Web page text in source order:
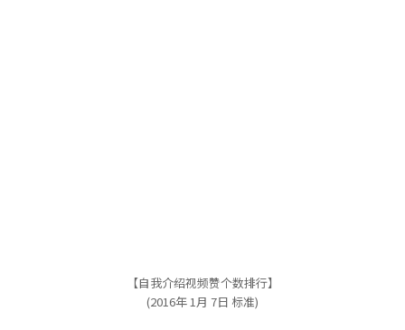
【自我介绍视频赞个数排行】
(2016年 1月 7日 标准)